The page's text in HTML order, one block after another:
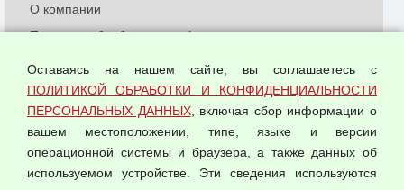
О компании
Политика обработки и конфиденциальности
Согласием на обработку персональных данных
Оферта оптовой купли-продажи
Публичная оферта
Оставаясь на нашем сайте, вы соглашаетесь с
ПОЛИТИКОЙ ОБРАБОТКИ И КОНФИДЕНЦИАЛЬНОСТИ
ПЕРСОНАЛЬНЫХ ДАННЫХ, включая сбор информации о
вашем местоположении, типе, языке и версии
операционной системы и браузера, а также данных об
используемом устройстве. Эти сведения используются